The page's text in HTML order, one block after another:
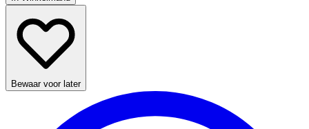
Bewaar voor later